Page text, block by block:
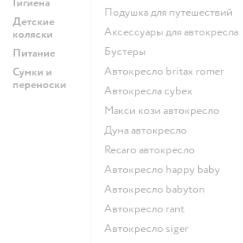
Детские
коляски
Питание
Сумки и
переноски
Подушка для путешествий
Аксессуары для автокресла
Бустеры
Автокресло britax romer
Автокресла cybex
Макси кози автокресло
Дуна автокресло
Recaro автокресло
Автокресло happy baby
Автокресло babyton
Автокресло rant
Автокресло siger